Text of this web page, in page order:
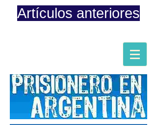
Artículos anteriores